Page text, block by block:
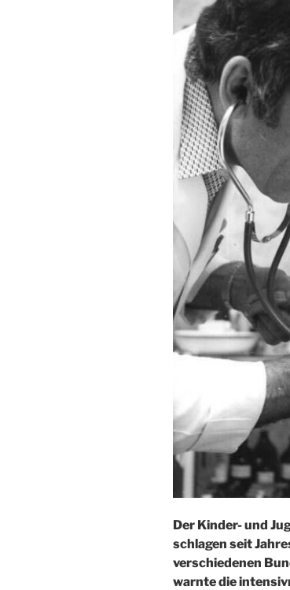
Der Kinder- und
schlagen seit
verschiedenen
warnte die